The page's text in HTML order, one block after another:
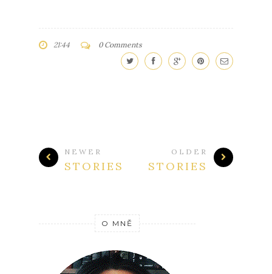
21:44 0 Comments
NEWER
STORIES
OLDER
STORIES
O MNĚ